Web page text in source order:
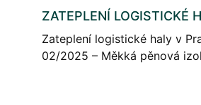
ZATEPLENÍ LOGISTICKÉ
Zateplení logistické haly v
02/2025 – Měkká pěnová